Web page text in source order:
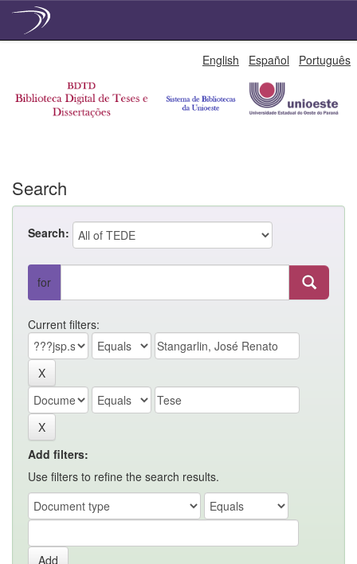
English Español Português
Search
Search:
for
Current filters:
Add filters:
Use filters to refine the search results.